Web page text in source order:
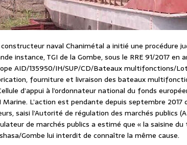
naval Chanimétal a initié une procédure
instance, TGI de la Gombe, sous le RRE 91/2017
AID/135950/IH/SUP/CD/Bateaux multifonctions/
fourniture et livraison des bateaux
d’appui à l’ordonnateur national du fonds
Marine. L’action est pendante depuis septembre
saisi l’Autorité de régulation des marchés publics
de marchés publics a estimé que « la saisine
Gombe lui interdit de connaître la même cause.